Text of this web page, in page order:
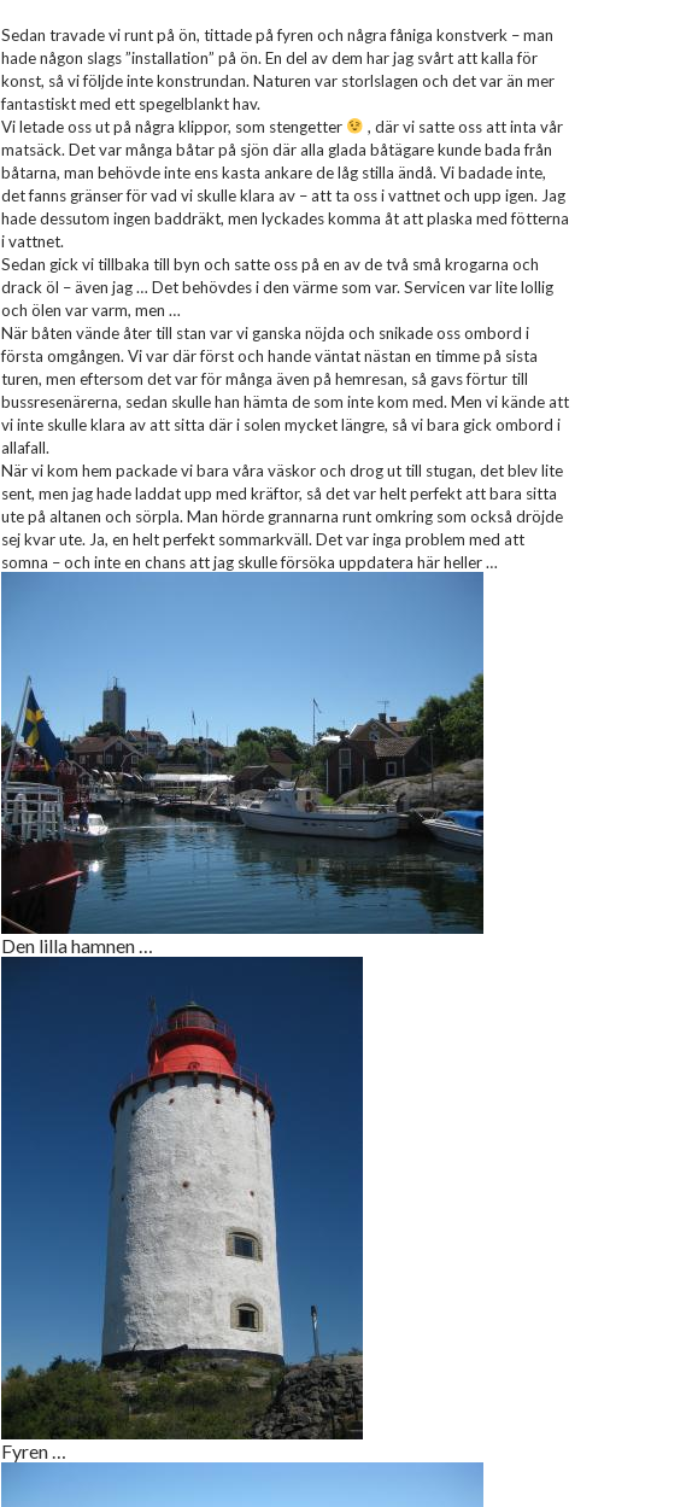
Sedan travade vi runt på ön, tittade på fyren och några fåniga konstverk – man
hade någon slags ”installation” på ön. En del av dem har jag svårt att kalla för
konst, så vi följde inte konstrundan. Naturen var storlslagen och det var än mer
fantastiskt med ett spegelblankt hav.
Vi letade oss ut på några klippor, som stengetter
, där vi satte oss att inta vår
matsäck. Det var många båtar på sjön där alla glada båtägare kunde bada från
båtarna, man behövde inte ens kasta ankare de låg stilla ändå. Vi badade inte,
det fanns gränser för vad vi skulle klara av – att ta oss i vattnet och upp igen. Jag
hade dessutom ingen baddräkt, men lyckades komma åt att plaska med fötterna
i vattnet.
Sedan gick vi tillbaka till byn och satte oss på en av de två små krogarna och
drack öl – även jag … Det behövdes i den värme som var. Servicen var lite lollig
och ölen var varm, men …
När båten vände åter till stan var vi ganska nöjda och snikade oss ombord i
första omgången. Vi var där först och hande väntat nästan en timme på sista
turen, men eftersom det var för många även på hemresan, så gavs förtur till
bussresenärerna, sedan skulle han hämta de som inte kom med. Men vi kände att
vi inte skulle klara av att sitta där i solen mycket längre, så vi bara gick ombord i
allafall.
När vi kom hem packade vi bara våra väskor och drog ut till stugan, det blev lite
sent, men jag hade laddat upp med kräftor, så det var helt perfekt att bara sitta
ute på altanen och sörpla. Man hörde grannarna runt omkring som också dröjde
sej kvar ute. Ja, en helt perfekt sommarkväll. Det var inga problem med att
somna – och inte en chans att jag skulle försöka uppdatera här heller …
Den lilla hamnen …
Fyren …